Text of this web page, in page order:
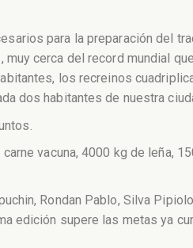
para la preparación del
cerca del record mundial
los recreinos
dos habitantes de nuestra
vacuna, 4000 kg de leña,
Rondan Pablo, Silva
edición supere las metas ya